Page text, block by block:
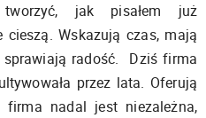
jak pisałem już
cieszą. Wskazują czas, mają
sprawiają radość. Dziś firma
przez lata. Oferują
firma nadal jest niezależna,